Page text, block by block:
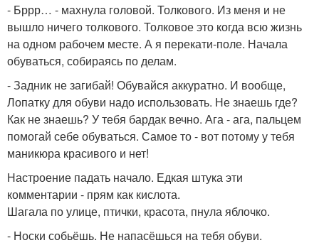
- Бррр… - махнула головой. Толкового. Из меня и не
вышло ничего толкового. Толковое это когда всю жизнь
на одном рабочем месте. А я перекати-поле. Начала
обуваться, собираясь по делам.
- Задник не загибай! Обувайся аккуратно. И вообще,
Лопатку для обуви надо использовать. Не знаешь где?
Как не знаешь? У тебя бардак вечно. Ага - ага, пальцем
помогай себе обуваться. Самое то - вот потому у тебя
маникюра красивого и нет!
Настроение падать начало. Едкая штука эти
комментарии - прям как кислота.
Шагала по улице, птички, красота, пнула яблочко.
- Носки собьёшь. Не напасёшься на тебя обуви.